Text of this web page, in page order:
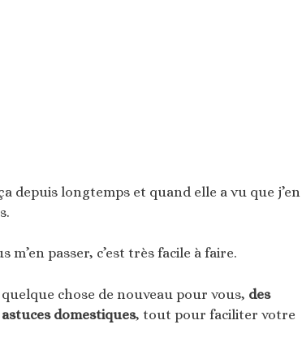
depuis longtemps et quand elle a vu que j’en
passer, c’est très facile à faire.
chose de nouveau pour vous, des
domestiques, tout pour faciliter votre